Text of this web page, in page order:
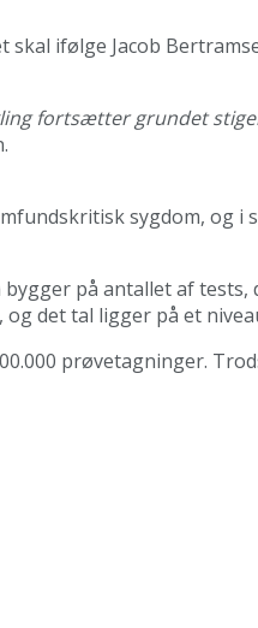
ifølge Jacob
fortsætter grundet
sygdom,
på antallet af
det tal ligger på et
prøvetagninger.